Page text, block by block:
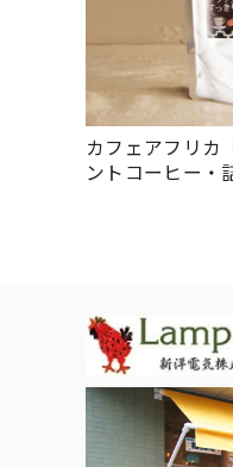
カフェアフリカ
ントコーヒー・